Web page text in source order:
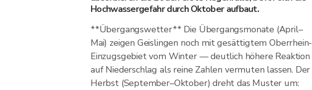
Hochwassergefahr durch Oktober aufbaut.
**Übergangswetter** Die Übergangsmonate (April–
Mai) zeigen Geislingen noch mit gesättigtem Oberrhein-
Einzugsgebiet vom Winter — deutlich höhere Reaktion
auf Niederschlag als reine Zahlen vermuten lassen. Der
Herbst (September–Oktober) dreht das Muster um: